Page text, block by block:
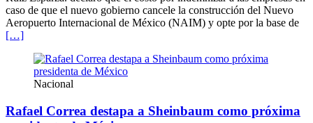
caso de que el nuevo gobierno cancele la construcción del Nuevo
Aeropuerto Internacional de México (NAIM) y opte por la base de
[…]
Nacional
Rafael Correa destapa a Sheinbaum como próxima